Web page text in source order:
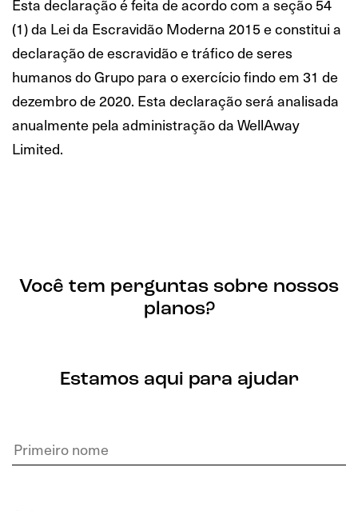
Esta declaração é feita de acordo com a seção 54
(1) da Lei da Escravidão Moderna 2015 e constitui a
declaração de escravidão e tráfico de seres
humanos do Grupo para o exercício findo em 31 de
dezembro de 2020. Esta declaração será analisada
anualmente pela administração da WellAway
Limited.
Você tem perguntas sobre nossos
planos?
Estamos aqui para ajudar